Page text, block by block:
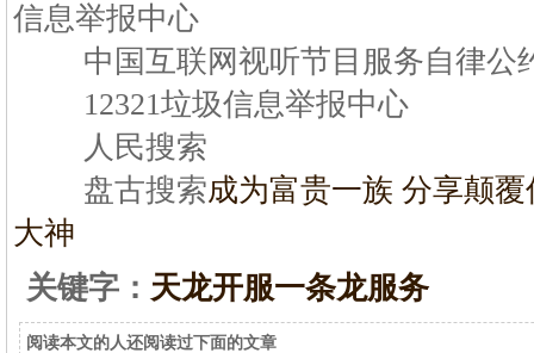
信息举报中心
中国互联网视听节目服务自律公
12321垃圾信息举报中心
人民搜索
盘古搜索成为富贵一族 分享颠覆
大神
关键字： 天龙开服一条龙服务
阅读本文的人还阅读过下面的文章